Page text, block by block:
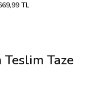
TL
Teslim Taze